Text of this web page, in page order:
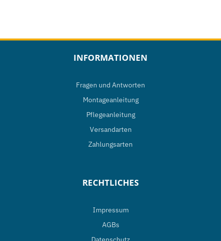
INFORMATIONEN
Fragen und Antworten
Montageanleitung
Pflegeanleitung
Versandarten
Zahlungsarten
RECHTLICHES
Impressum
AGBs